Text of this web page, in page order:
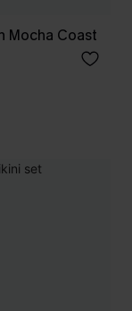
Mocha Coast